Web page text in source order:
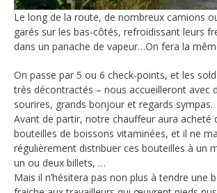
Le long de la route, de nombreux camions
garés sur les bas-côtés, refroidissant leurs
dans un panache de vapeur…On fera la
On passe par 5 ou 6 check-points, et les
très décontractés – nous accueilleront avec
sourires, grands bonjour et regards sympas.
Avant de partir, notre chauffeur aura acheté
bouteilles de boissons vitaminées, et il ne
régulièrement distribuer ces bouteilles à un
un ou deux billets, …
Mais il n’hésitera pas non plus à tendre une